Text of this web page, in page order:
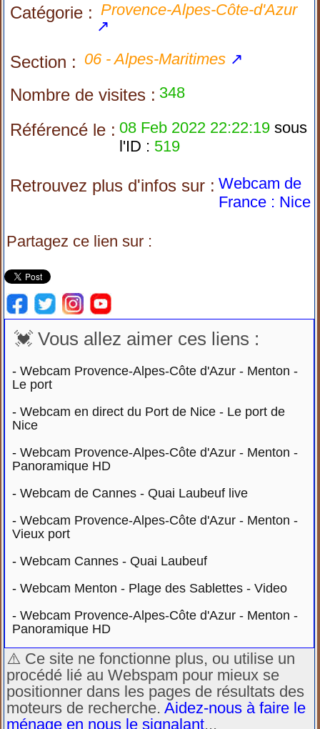
Catégorie : Provence-Alpes-Côte-d'Azur
↗
Section : 06 - Alpes-Maritimes ↗
Nombre de visites : 348
Référencé le : 08 Feb 2022 22:22:19 sous
l'ID : 519
Retrouvez plus d'infos sur : Webcam de
France : Nice
Partagez ce lien sur :
💓 Vous allez aimer ces liens :
-Webcam Provence-Alpes-Côte d'Azur - Menton -
Le port
-Webcam en direct du Port de Nice - Le port de
Nice
-Webcam Provence-Alpes-Côte d'Azur - Menton -
Panoramique HD
-Webcam de Cannes - Quai Laubeuf live
-Webcam Provence-Alpes-Côte d'Azur - Menton -
Vieux port
-Webcam Cannes - Quai Laubeuf
-Webcam Menton - Plage des Sablettes - Video
-Webcam Provence-Alpes-Côte d'Azur - Menton -
Panoramique HD
⚠️ Ce site ne fonctionne plus, ou utilise un
procédé lié au Webspam pour mieux se
positionner dans les pages de résultats des
moteurs de recherche.Aidez-nous à faire le
ménage en nous le signalant...